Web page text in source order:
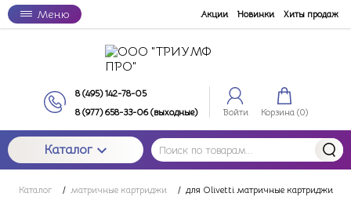
Меню Акции Новинки Хиты продаж
8 (495) 142-78-05
8 (977) 658-33-06 (выходные)
Войти Корзина (0)
Каталог
Каталог / матричные картриджи / для Olivetti матричные картриджи